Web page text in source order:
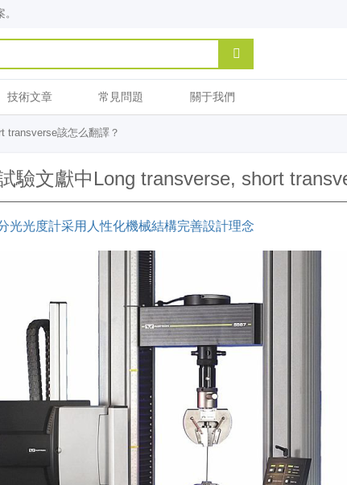
技術文章 常見問題 關于我們
transverse該怎么翻譯？
驗文獻中Long transverse, short
光光度計采用人性化機械結構完善設計理念